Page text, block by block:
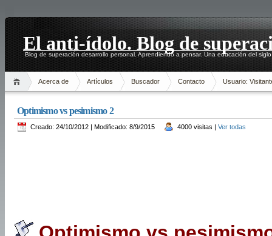
El anti-ídolo. Blog de
Blog de superación desarrollo personal. Aprendiendo a pensar. Una educación del
Acerca de Artículos Buscador Contacto Usuario:
Optimismo vs pesimismo 2
Creado: 24/10/2012 | Modificado: 8/9/2015 4000 visitas | Ver todas